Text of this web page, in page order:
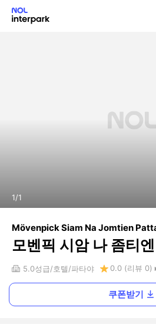
1/1
Mövenpick Siam Na Jomtien
모벤픽 시암 나 좀티
5.0성급 호텔 파타야 0.0 (리뷰 0)
쿠폰받기